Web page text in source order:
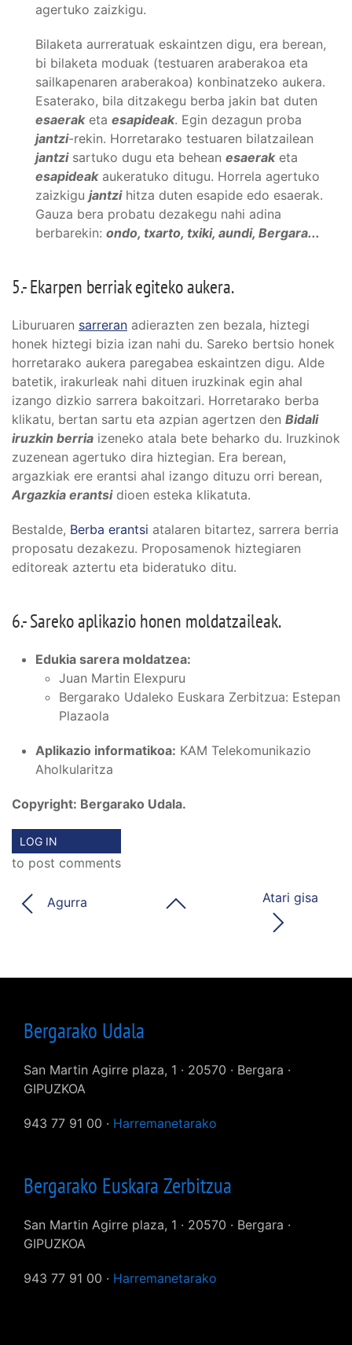
agertuko zaizkigu.
Bilaketa aurreratuak eskaintzen digu, era berean,
bi bilaketa moduak (testuaren araberakoa eta
sailkapenaren araberakoa) konbinatzeko aukera.
Esaterako, bila ditzakegu berba jakin bat duten
esaeraketa esapideak. Egin dezagun proba
jantzi-rekin. Horretarako testuaren bilatzailean
jantzisartuko dugu eta behean esaeraketa
esapideakaukeratuko ditugu. Horrela agertuko
zaizkigu jantzihitza duten esapide edo esaerak.
Gauza bera probatu dezakegu nahi adina
berbarekin: ondo, txarto, txiki, aundi, Bergara...
5.- Ekarpen berriak egiteko aukera.
Liburuaren sarreran adierazten zen bezala, hiztegi
honek hiztegi bizia izan nahi du. Sareko bertsio honek
horretarako aukera paregabea eskaintzen digu. Alde
batetik, irakurleak nahi dituen iruzkinak egin ahal
izango dizkio sarrera bakoitzari. Horretarako berba
klikatu, bertan sartu eta azpian agertzen den Bidali
iruzkin berria izeneko atala bete beharko du. Iruzkinok
zuzenean agertuko dira hiztegian. Era berean,
argazkiak ere erantsi ahal izango dituzu orri berean,
Argazkia erantsidioen esteka klikatuta.
Bestalde, Berba erantsi atalaren bitartez, sarrera berria
proposatu dezakezu. Proposamenok hiztegiaren
editoreak aztertu eta bideratuko ditu.
6.- Sareko aplikazio honen moldatzaileak.
Edukia sarera moldatzea:
Juan Martin Elexpuru
Bergarako Udaleko Euskara Zerbitzua: Estepan
Plazaola
Aplikazio informatikoa: KAM Telekomunikazio
Aholkularitza
Copyright: Bergarako Udala.
LOG IN
to post comments
Agurra Atari gisa
Bergarako Udala
San Martin Agirre plaza, 1 · 20570 · Bergara ·
GIPUZKOA
943 77 91 00 · Harremanetarako
Bergarako Euskara Zerbitzua
San Martin Agirre plaza, 1 · 20570 · Bergara ·
GIPUZKOA
943 77 91 00 · Harremanetarako